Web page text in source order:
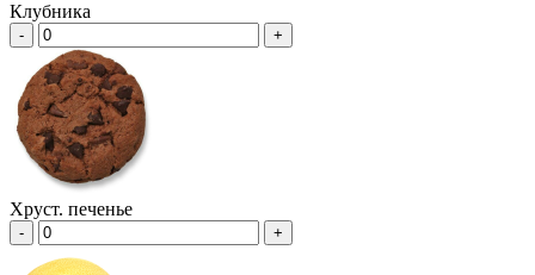
Клубника
- +
Хруст. печенье
- +